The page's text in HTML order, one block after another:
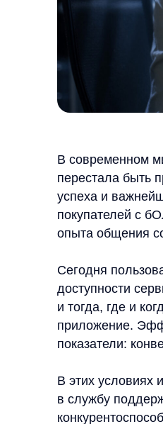
В современном
перестала быть
успеха и
Сегодня
доступности
и тогда, где и
приложение.
показатели:
В этих условиях
в службу
обеспечить
помогает бизнесу
не только решать